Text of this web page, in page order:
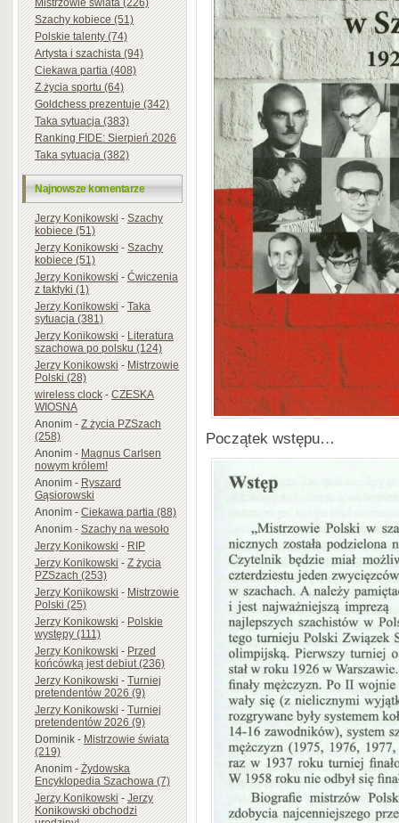
Mistrzowie świata (226)
Szachy kobiece (51)
Polskie talenty (74)
Artysta i szachista (94)
Ciekawa partia (408)
Z życia sportu (64)
Goldchess prezentuje (342)
Taka sytuacja (383)
Ranking FIDE: Sierpień 2026
Taka sytuacja (382)
Najnowsze komentarze
Jerzy Konikowski-Szachy
kobiece (51)
Jerzy Konikowski-Szachy
kobiece (51)
Jerzy Konikowski-Ćwiczenia
z taktyki (1)
Jerzy Konikowski-Taka
sytuacja (381)
Jerzy Konikowski-Literatura
szachowa po polsku (124)
Jerzy Konikowski-Mistrzowie
Polski (28)
wireless clock-CZESKA
WIOSNA
Anonim-Z życia PZSzach
(258)
Anonim-Magnus Carlsen
nowym królem!
Anonim-Ryszard
Gąsiorowski
Anonim-Ciekawa partia (88)
Anonim-Szachy na wesoło
Jerzy Konikowski-RIP
Jerzy Konikowski-Z życia
PZSzach (253)
Jerzy Konikowski-Mistrzowie
Polski (25)
Jerzy Konikowski-Polskie
występy (111)
Jerzy Konikowski-Przed
końcówką jest debiut (236)
Jerzy Konikowski-Turniej
pretendentów 2026 (9)
Jerzy Konikowski-Turniej
pretendentów 2026 (9)
Dominik-Mistrzowie świata
(219)
Anonim-Żydowska
Encyklopedia Szachowa (7)
Jerzy Konikowski-Jerzy
Konikowski obchodzi
Początek wstępu…